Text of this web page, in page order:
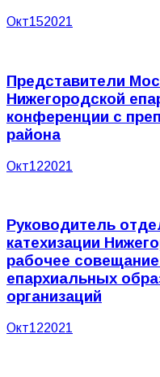
Окт152021
Представители
Нижегородской
конференции с
района
Окт122021
Руководитель
катехизации
рабочее
епархиальных
организаций
Окт122021